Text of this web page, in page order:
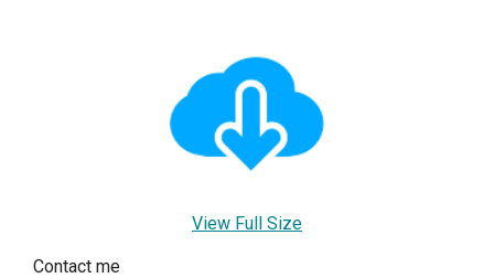
View Full Size
Contact me